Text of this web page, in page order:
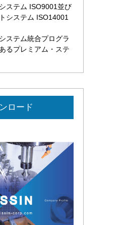
ステム ISO9001並び
システム ISO14001
ステム統合プログラ
るプレミアム・ステ
ロード